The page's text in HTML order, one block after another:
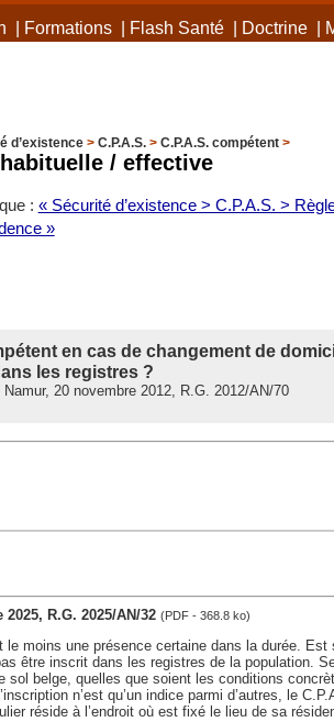
Formations| Flash Santé| Doctrine|
d’existence> C.P.A.S.> C.P.A.S. compétent>
/ effective
: « Sécurité d’existence > C.P.A.S. >
»
en cas de changement de
les registres ?
20 novembre 2012, R.G. 2012/AN/70
R.G. 2025/AN/32 (PDF - 368.8 ko)
le moins une présence certaine dans la durée.
être inscrit dans les registres de la population.
sol belge, quelles que soient les conditions
n’est qu’un indice parmi d’autres, le
réside à l’endroit où est fixé le lieu de sa